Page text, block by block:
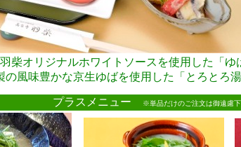
羽柴オリジナルホワイトソースを使用した「ゆ
の風味豊かな京生ゆばを使用した「とろとろ
プラスメニュー ※単品だけのご注文は御遠慮下